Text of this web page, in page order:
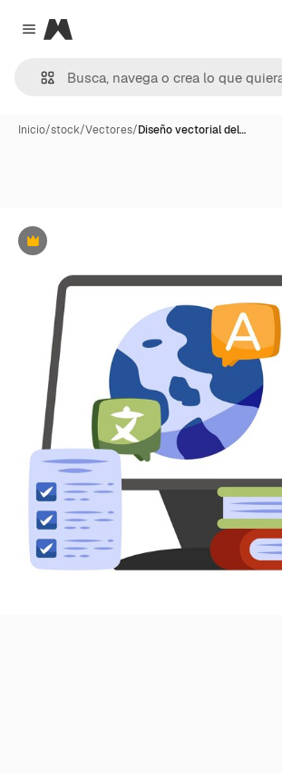
Close menu
Magnific
Inicio/stock/Vectores/Diseño vectorial del…
Premium